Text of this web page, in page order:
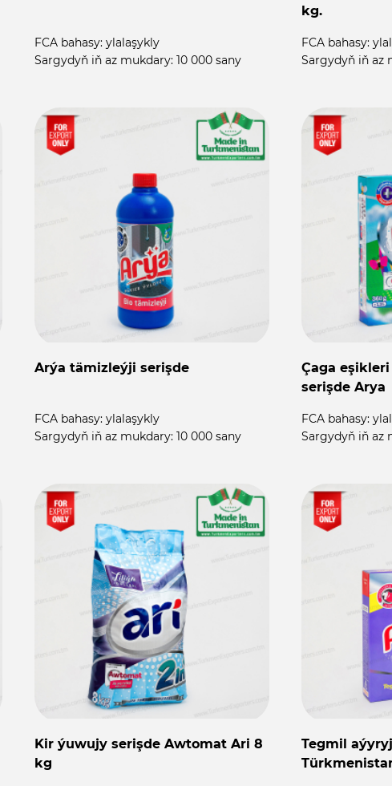
FCA bahasy: ylalaşykly
Sargydyň iň az mukdary: 10 000 sany
kg.
FCA bahasy:
Sargydyň iň az
Arýa tämizleýji serişde
FCA bahasy: ylalaşykly
Sargydyň iň az mukdary: 10 000 sany
Çaga
serişde Arya
FCA bahasy:
Sargydyň iň az
Kir ýuwujy serişde Awtomat Ari 8
kg
Tegmil